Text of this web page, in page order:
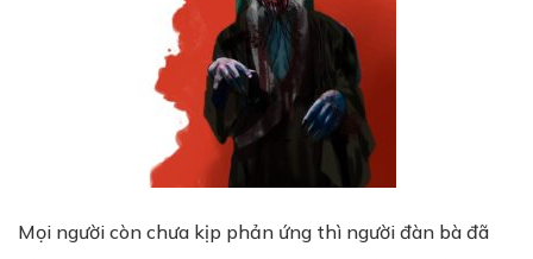
Mọi người còn chưa kịp phản ứng thì người đàn bà đã